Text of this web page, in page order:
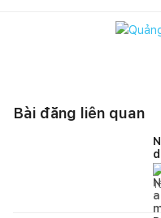
Bài đăng liên quan